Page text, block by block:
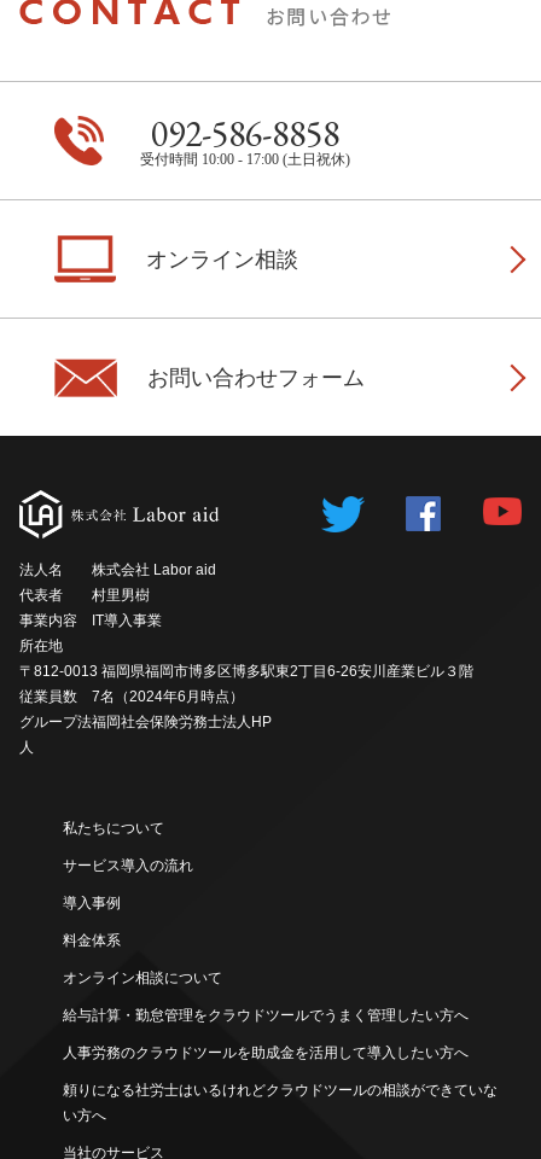
092-586-8858
受付時間 10:00 - 17:00 (土日祝休)
オンライン相談
お問い合わせフォーム
法人名
株式会社 Labor aid
代表者
村里男樹
事業内容
IT導入事業
所在地
〒812-0013 福岡県福岡市博多区博多駅東2丁目6-26安川産業ビル３階
従業員数
7名（2024年6月時点）
グループ法
人
福岡社会保険労務士法人HP
私たちについて
サービス導入の流れ
導入事例
料金体系
オンライン相談について
給与計算・勤怠管理をクラウドツールでうまく管理したい方へ
人事労務のクラウドツールを助成金を活用して導入したい方へ
頼りになる社労士はいるけれどクラウドツールの相談ができていな
い方へ
当社のサービス